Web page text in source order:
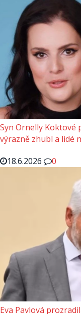
Syn Ornelly Koktové
výrazně zhubl a lidé
18.6.2026
0
Eva Pavlová